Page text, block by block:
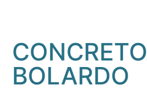
CONCRETO
BOLARDO